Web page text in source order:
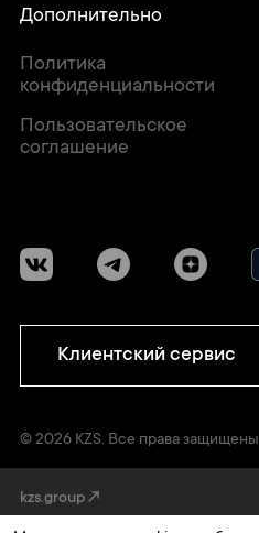
Дополнительно
Политика
конфиденциальности
Пользовательское
соглашение
Клиентский сервис
© 2026 KZS. Все права защищены
kzs.group↗